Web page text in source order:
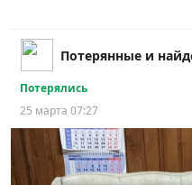
Потерянные и
Потерялись
25 марта 07:27